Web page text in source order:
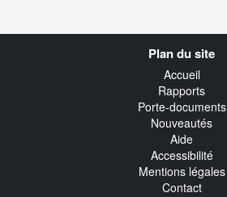
Plan du site
Accueil
Rapports
Porte-documents
Nouveautés
Aide
Accessibilité
Mentions légales
Contact